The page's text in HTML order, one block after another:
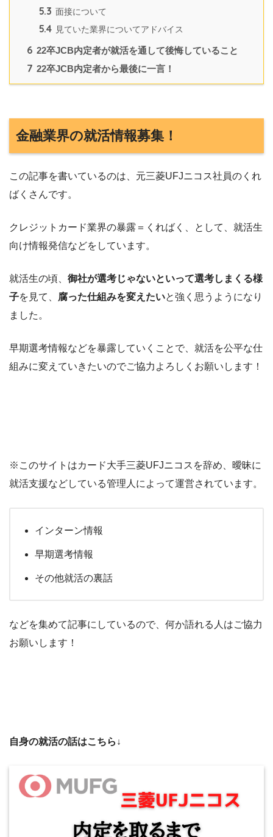
5.3 面接について
5.4 見ていた業界についてアドバイス
6 22卒JCB内定者が就活を通して後悔していること
7 22卒JCB内定者から最後に一言！
金融業界の就活情報募集！
この記事を書いているのは、元三菱UFJニコス社員のくれ
ばくさんです。
クレジットカード業界の暴露＝くればく、として、就活生
向け情報発信などをしています。
就活生の頃、 御社が選考じゃないといって選考しまくる様
子を見て、 腐った仕組みを変えたいと強く思うようになり
ました。
早期選考情報などを暴露していくことで、就活を公平な仕
組みに変えていきたいのでご協力よろしくお願いします！
※このサイトはカード大手三菱UFJニコスを辞め、曖昧に
就活支援などしている管理人によって運営されています。
インターン情報
早期選考情報
その他就活の裏話
などを集めて記事にしているので、何か語れる人はご協力
お願いします！
自身の就活の話はこちら↓